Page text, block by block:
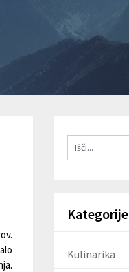
Kategorije
Kulinarika